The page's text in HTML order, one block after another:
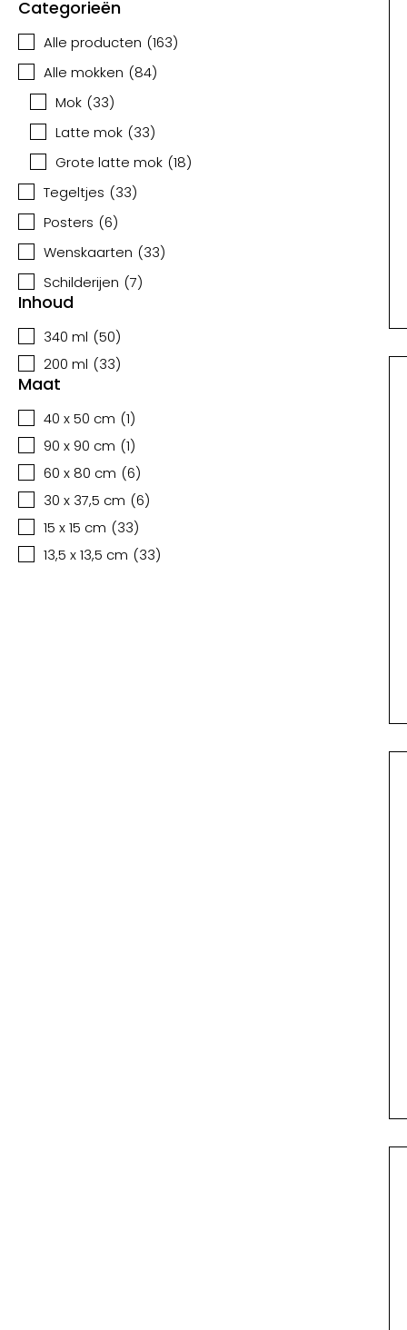
Categorieën
Alle producten (163)
Alle mokken (84)
Mok (33)
Latte mok (33)
Grote latte mok (18)
Tegeltjes (33)
Posters (6)
Wenskaarten (33)
Schilderijen (7)
Inhoud
340 ml (50)
200 ml (33)
Maat
40 x 50 cm (1)
90 x 90 cm (1)
60 x 80 cm (6)
30 x 37,5 cm (6)
15 x 15 cm (33)
13,5 x 13,5 cm (33)